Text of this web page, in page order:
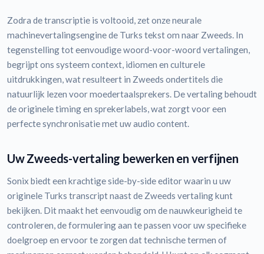
Zodra de transcriptie is voltooid, zet onze neurale
machinevertalingsengine de Turks tekst om naar Zweeds. In
tegenstelling tot eenvoudige woord-voor-woord vertalingen,
begrijpt ons systeem context, idiomen en culturele
uitdrukkingen, wat resulteert in Zweeds ondertitels die
natuurlijk lezen voor moedertaalsprekers. De vertaling behoudt
de originele timing en sprekerlabels, wat zorgt voor een
perfecte synchronisatie met uw audio content.
Uw Zweeds-vertaling bewerken en verfijnen
Sonix biedt een krachtige side-by-side editor waarin u uw
originele Turks transcript naast de Zweeds vertaling kunt
bekijken. Dit maakt het eenvoudig om de nauwkeurigheid te
controleren, de formulering aan te passen voor uw specifieke
doelgroep en ervoor te zorgen dat technische termen of